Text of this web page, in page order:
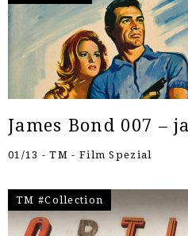
James Bond 007 –
01/13 - TM - Film Spezial
TM #Collection